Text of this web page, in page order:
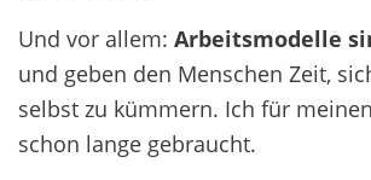
Und vor allem: Arbeitsmodelle
und geben den Menschen Zeit,
selbst zu kümmern. Ich für
schon lange gebraucht.